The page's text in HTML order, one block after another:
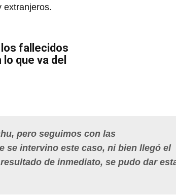
extranjeros.
fallecidos
que va del
pero seguimos con las
se intervino este caso, ni bien llegó el
de inmediato, se pudo dar